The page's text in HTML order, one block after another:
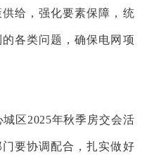
给，强化要素保障，统
各类问题，确保电网项
城区2025年秋季房交会活
门要协调配合，扎实做好